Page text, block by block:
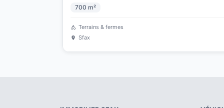
700 m²
Terrains & fermes
Sfax